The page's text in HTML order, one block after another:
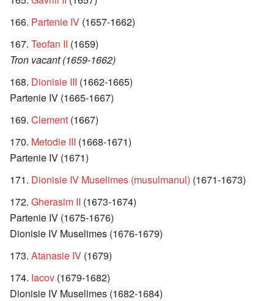
Partenie IV (1657-1662)
Teofan II (1659)
Tron vacant (1659-1662)
Dionisie III (1662-1665)
Partenie IV (1665-1667)
Clement (1667)
Metodie III (1668-1671)
Partenie IV (1671)
Dionisie IV Muselimes (musulmanul) (1671-1673)
Gherasim II (1673-1674)
Partenie IV (1675-1676)
Dionisie IV Muselimes (1676-1679)
Atanasie IV (1679)
Iacov (1679-1682)
Dionisie IV Muselimes (1682-1684)